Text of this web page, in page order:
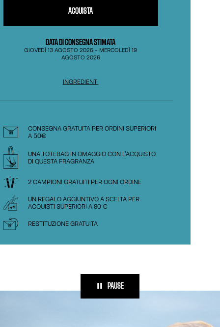
ACQUISTA
DATA DI CONSEGNA STIMATA
GIOVEDÌ 13 AGOSTO 2026 - MERCOLEDÌ 19
AGOSTO 2026
INGREDIENTI
CONSEGNA GRATUITA PER ORDINI SUPERIORI
A 50€
UNA TOTEBAG IN OMAGGIO CON L'ACQUISTO
DI QUESTA FRAGRANZA
2 CAMPIONI GRATUITI PER OGNI ORDINE
UN REGALO AGGIUNTIVO A SCELTA PER
ACQUISTI SUPERIORI A 80 €
RESTITUZIONE GRATUITA
PAUSE